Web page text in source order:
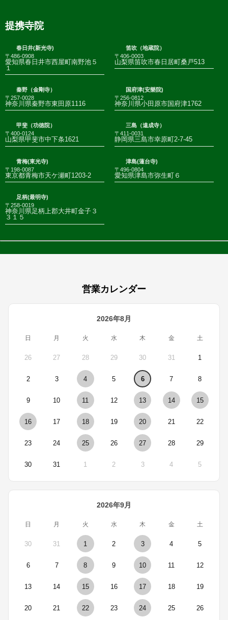
提携寺院
春日井(新光寺)
〒486-0908
愛知県春日井市西屋町南野池５
１
笛吹（地蔵院）
〒406-0003
山梨県笛吹市春日居町桑戸513
秦野（金剛寺）
〒257-0028
神奈川県秦野市東田原1116
国府津(安樂院)
〒256-0812
神奈川県小田原市国府津1762
甲斐（功徳院）
〒400-0124
山梨県甲斐市中下条1621
三島（遠成寺）
〒411-0031
静岡県三島市幸原町2-7-45
青梅(東光寺)
〒198-0087
東京都青梅市天ケ瀬町1203-2
津島(蓮台寺)
〒496-0804
愛知県津島市弥生町６
足柄(最明寺)
〒258-0019
神奈川県足柄上郡大井町金子３
３１５
営業カレンダー
2026年8月
日 月 火 水 木 金 土
26 27 28 29 30 31 1
2 3 4 5 6 7 8
9 10 11 12 13 14 15
16 17 18 19 20 21 22
23 24 25 26 27 28 29
30 31 1 2 3 4 5
2026年9月
日 月 火 水 木 金 土
30 31 1 2 3 4 5
6 7 8 9 10 11 12
13 14 15 16 17 18 19
20 21 22 23 24 25 26